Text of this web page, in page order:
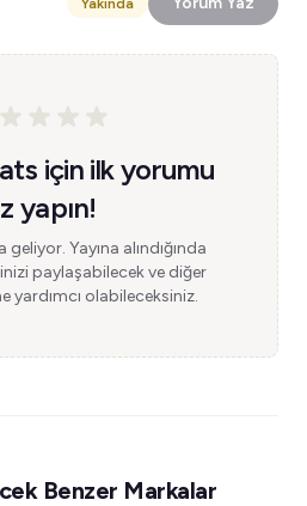
Yakında
için ilk yorumu
yapın!
Yayına alındığında
paylaşabilecek ve diğer
yardımcı olabileceksiniz.
Benzer Markalar